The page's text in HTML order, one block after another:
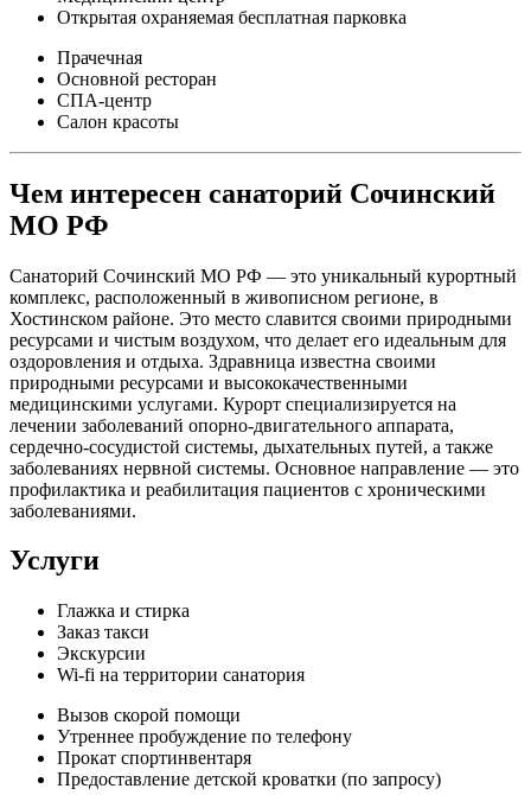
Открытая охраняемая бесплатная парковка
Прачечная
Основной ресторан
СПА-центр
Салон красоты
Чем интересен санаторий Сочинский
МО РФ
Санаторий Сочинский МО РФ — это уникальный курортный
комплекс, расположенный в живописном регионе, в
Хостинском районе. Это место славится своими природными
ресурсами и чистым воздухом, что делает его идеальным для
оздоровления и отдыха. Здравница известна своими
природными ресурсами и высококачественными
медицинскими услугами. Курорт специализируется на
лечении заболеваний опорно-двигательного аппарата,
сердечно-сосудистой системы, дыхательных путей, а также
заболеваниях нервной системы. Основное направление — это
профилактика и реабилитация пациентов с хроническими
заболеваниями.
Услуги
Глажка и стирка
Заказ такси
Экскурсии
Wi-fi на территории санатория
Вызов скорой помощи
Утреннее пробуждение по телефону
Прокат спортинвентаря
Предоставление детской кроватки (по запросу)